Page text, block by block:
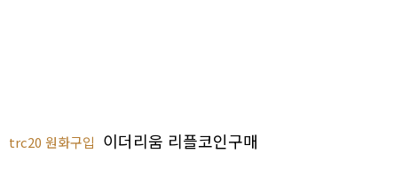
trc20 원화구입 이더리움 리플코인구매